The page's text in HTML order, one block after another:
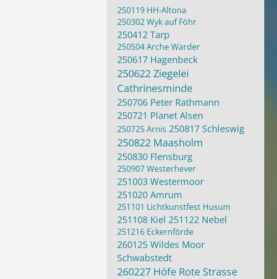
250119 HH-Altona
250302 Wyk auf Föhr
250412 Tarp
250504 Arche Warder
250617 Hagenbeck
250622 Ziegelei
Cathrinesminde
250706 Peter Rathmann
250721 Planet Alsen
250725 Arnis 250817 Schleswig
250822 Maasholm
250830 Flensburg
250907 Westerhever
251003 Westermoor
251020 Amrum
251101 Lichtkunstfest Husum
251108 Kiel 251122 Nebel
251216 Eckernförde
260125 Wildes Moor
Schwabstedt
260227 Höfe Rote Strasse